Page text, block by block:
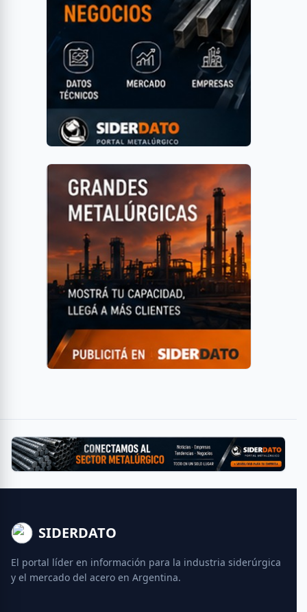
SIDERDATO
El portal líder en información para la industria siderúrgica
y el mercado del acero en Argentina.